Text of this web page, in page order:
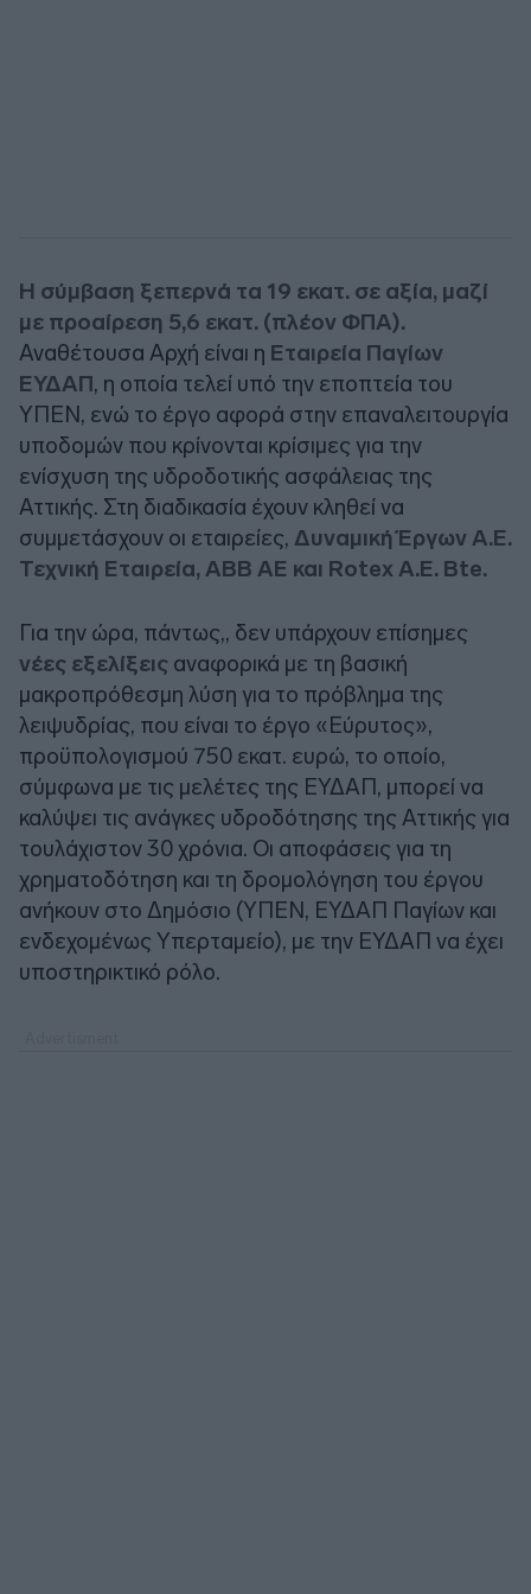
Η σύμβαση ξεπερνά τα 19 εκατ. σε αξία, μαζί
με προαίρεση 5,6 εκατ. (πλέον ΦΠΑ).
Αναθέτουσα Αρχή είναι η Εταιρεία Παγίων
ΕΥΔΑΠ, η οποία τελεί υπό την εποπτεία του
ΥΠΕΝ, ενώ το έργο αφορά στην επαναλειτουργία
υποδομών που κρίνονται κρίσιμες για την
ενίσχυση της υδροδοτικής ασφάλειας της
Αττικής. Στη διαδικασία έχουν κληθεί να
συμμετάσχουν οι εταιρείες, Δυναμική Έργων Α.Ε.
Τεχνική Εταιρεία, ΑΒΒ ΑΕ και Rotex A.E. Bte.
Για την ώρα, πάντως,, δεν υπάρχουν επίσημες
νέες εξελίξεις αναφορικά με τη βασική
μακροπρόθεσμη λύση για το πρόβλημα της
λειψυδρίας, που είναι το έργο «Εύρυτος»,
προϋπολογισμού 750 εκατ. ευρώ, το οποίο,
σύμφωνα με τις μελέτες της ΕΥΔΑΠ, μπορεί να
καλύψει τις ανάγκες υδροδότησης της Αττικής για
τουλάχιστον 30 χρόνια. Οι αποφάσεις για τη
χρηματοδότηση και τη δρομολόγηση του έργου
ανήκουν στο Δημόσιο (ΥΠΕΝ, ΕΥΔΑΠ Παγίων και
ενδεχομένως Υπερταμείο), με την ΕΥΔΑΠ να έχει
υποστηρικτικό ρόλο.